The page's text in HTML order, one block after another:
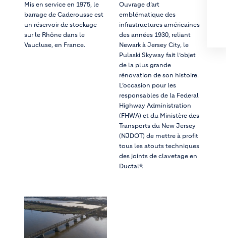
Mis en service en 1975, le
barrage de Caderousse est
un réservoir de stockage
sur le Rhône dans le
Vaucluse, en France.
Ouvrage d’art
emblématique des
infrastructures américaines
des années 1930, reliant
Newark à Jersey City, le
Pulaski Skyway fait l’objet
de la plus grande
rénovation de son histoire.
L’occasion pour les
responsables de la Federal
Highway Administration
(FHWA) et du Ministère des
Transports du New Jersey
(NJDOT) de mettre à profit
tous les atouts techniques
des joints de clavetage en
Ductal®.